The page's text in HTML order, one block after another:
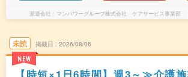
派遣会社 マンパワーグループ株式会社 ケアサービス事業部
未読
NEW
掲載日 2026/08/06
【時短×1日6時間】週3～≫介護